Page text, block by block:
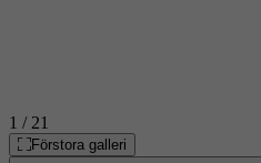
1 / 21
Förstora galleri